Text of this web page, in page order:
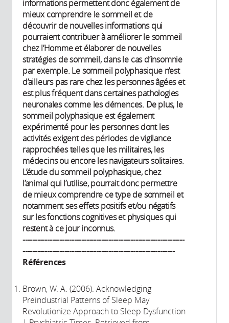
informations permettent donc également de
mieux comprendre le sommeil et de
découvrir de nouvelles informations qui
pourraient contribuer à améliorer le sommeil
chez l’Homme et élaborer de nouvelles
stratégies de sommeil, dans le cas d’insomnie
par exemple. Le sommeil polyphasique n’est
d’ailleurs pas rare chez les personnes âgées et
est plus fréquent dans certaines pathologies
neuronales comme les démences. De plus, le
sommeil polyphasique est également
expérimenté pour les personnes dont les
activités exigent des périodes de vigilance
rapprochées telles que les militaires, les
médecins ou encore les navigateurs solitaires.
L’étude du sommeil polyphasique, chez
l’animal qui l’utilise, pourrait donc permettre
de mieux comprendre ce type de sommeil et
notamment ses effets positifs et/ou négatifs
sur les fonctions cognitives et physiques qui
restent à ce jour inconnus.
------------------------------------------------------------------
--------------------------------------------------------------
Références
Brown, W. A. (2006). Acknowledging
Preindustrial Patterns of Sleep May
Revolutionize Approach to Sleep Dysfunction